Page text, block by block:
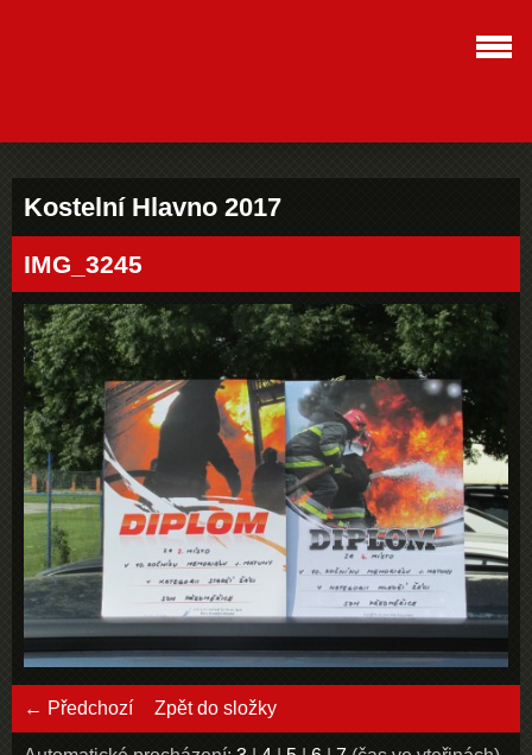
Kostelní Hlavno 2017
IMG_3245
← Předchozí Zpět do složky